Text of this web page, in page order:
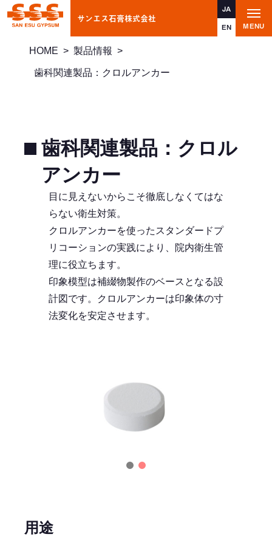
サンエス石膏株式会社
JA
EN
t
o
g
MENU
HOME > 製品情報 >
歯科関連製品：クロルアンカー
歯科関連製品：クロル
アンカー
目に見えないからこそ徹底しなくてはな
らない衛生対策。
クロルアンカーを使ったスタンダードプ
リコーションの実践により、院内衛生管
理に役立ちます。
印象模型は補綴物製作のベースとなる設
計図です。クロルアンカーは印象体の寸
法変化を安定させます。
用途